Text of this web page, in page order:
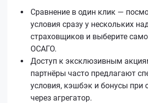
Сравнение в один клик —
условия сразу у нескольких
страховщиков и выберите
ОСАГО.
Доступ к эксклюзивным
партнёры часто предлагают
условия, кэшбэк и бонусы при
через агрегатор.